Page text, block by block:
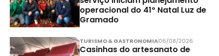
operacional do 41º Natal Luz de
Gramado
TURISMO & GASTRONOMIA06/08/2026
Casinhas do artesanato de